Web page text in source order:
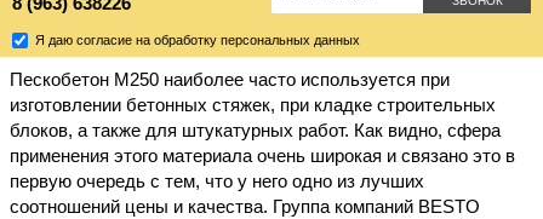
Я даю согласие на обработку персональных данных
Пескобетон М250 наиболее часто используется при
изготовлении бетонных стяжек, при кладке строительных
блоков, а также для штукатурных работ. Как видно, сфера
применения этого материала очень широкая и связано это в
первую очередь с тем, что у него одно из лучших
соотношений цены и качества. Группа компаний BESTO